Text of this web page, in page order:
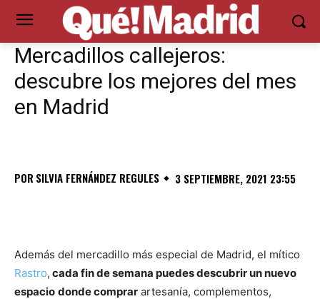
Mercadillos callejeros:
descubre los mejores del mes
en Madrid
POR SILVIA FERNÁNDEZ REGULES 3 SEPTIEMBRE, 2021 23:55
Además del mercadillo más especial de Madrid, el mítico
Rastro, cada fin de semana puedes descubrir un nuevo
espacio donde comprar artesanía, complementos,